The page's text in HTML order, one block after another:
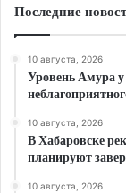
Последние
10 августа, 2026
Уровень Амура
10 августа, 2026
В Хабаровске
планируют
10 августа, 2026